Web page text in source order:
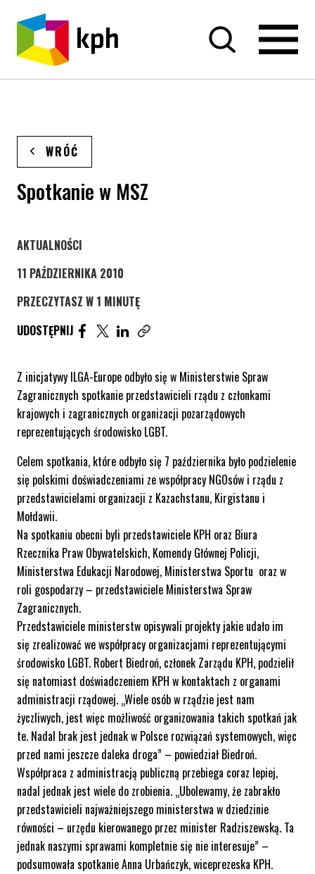
PRZEJDŹ DO TREŚCI
WRÓĆ
Spotkanie w MSZ
STRONA KATEGORII WPISÓW
AKTUALNOŚCI
11 PAŹDZIERNIKA 2010
PRZECZYTASZ W 1 MINUTĘ
UDOSTĘPNIJ
UDOSTĘPNIJ ARTYKUŁ NA FACEBOOK. STRONA
UDOSTĘPNIJ ARTYKUŁ NA TWITTER.
UDOSTĘPNIJ ARTYKUŁ NA LINKEDIN.
Z inicjatywy ILGA-Europe odbyło się w Ministerstwie Spraw
Zagranicznych spotkanie przedstawicieli rządu z członkami
krajowych i zagranicznych organizacji pozarządowych
reprezentujących środowisko LGBT.
Celem spotkania, które odbyło się 7 października było podzielenie
się polskimi doświadczeniami ze współpracy NGOsów i rządu z
przedstawicielami organizacji z Kazachstanu, Kirgistanu i
Mołdawii.
Na spotkaniu obecni byli przedstawiciele KPH oraz Biura
Rzecznika Praw Obywatelskich, Komendy Głównej Policji,
Ministerstwa Edukacji Narodowej, Ministerstwa Sportu oraz w
roli gospodarzy – przedstawiciele Ministerstwa Spraw
Zagranicznych.
Przedstawiciele ministerstw opisywali projekty jakie udało im
się zrealizować we współpracy organizacjami reprezentującymi
środowisko LGBT. Robert Biedroń, członek Zarządu KPH, podzielił
się natomiast doświadczeniem KPH w kontaktach z organami
administracji rządowej. „Wiele osób w rządzie jest nam
życzliwych, jest więc możliwość organizowania takich spotkań jak
te. Nadal brak jest jednak w Polsce rozwiązań systemowych, więc
przed nami jeszcze daleka droga” – powiedział Biedroń.
Współpraca z administracją publiczną przebiega coraz lepiej,
nadal jednak jest wiele do zrobienia. „Ubolewamy, że zabrakło
przedstawicieli najważniejszego ministerstwa w dziedzinie
równości – urzędu kierowanego przez minister Radziszewską. Ta
jednak naszymi sprawami kompletnie się nie interesuje” –
podsumowała spotkanie Anna Urbańczyk, wiceprezeska KPH.